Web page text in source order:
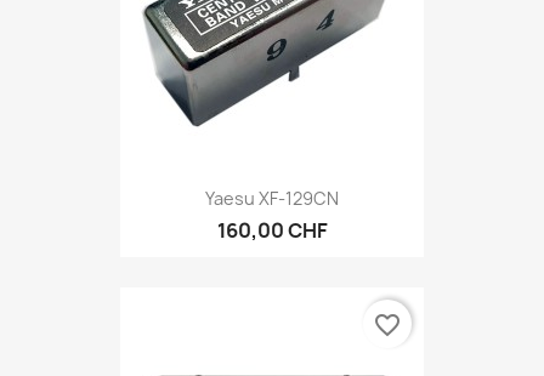
Yaesu XF-129CN
160,00 CHF
favorite_border